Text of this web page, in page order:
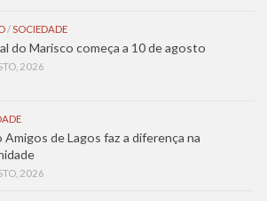
/SOCIEDADE
do Marisco começa a 10 de agosto
2026
Amigos de Lagos faz a diferença na
2026